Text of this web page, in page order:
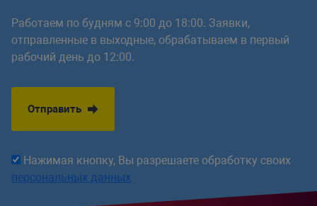
Работаем по будням с 9:00 до 18:00. Заявки,
отправленные в выходные, обрабатываем в первый
рабочий день до 12:00.
Отправить
Нажимая кнопку, Вы разрешаете обработку своих
персональных данных